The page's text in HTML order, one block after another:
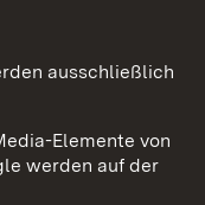
ausschließlich
Elemente von
werden auf der